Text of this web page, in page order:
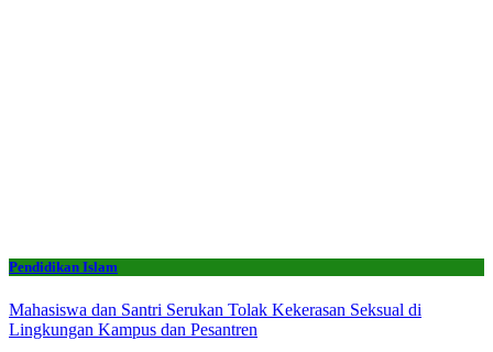
Pendidikan Islam
Mahasiswa dan Santri Serukan Tolak Kekerasan Seksual di
Lingkungan Kampus dan Pesantren